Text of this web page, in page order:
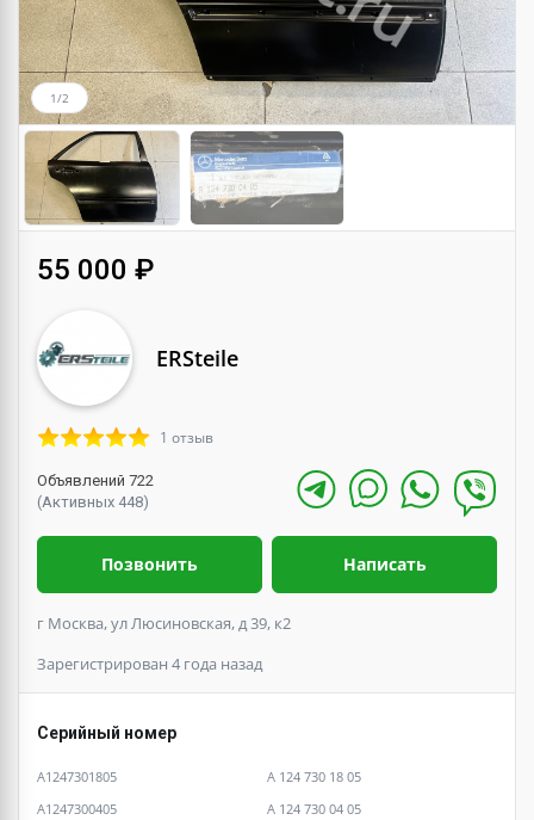
1/2
55 000 ₽
ERSteile
1 отзыв
Объявлений 722
(Активных 448)
Позвонить Написать
г Москва, ул Люсиновская, д 39, к2
Зарегистрирован 4 года назад
Серийный номер
A1247301805
A 124 730 18 05
A1247300405
A 124 730 04 05